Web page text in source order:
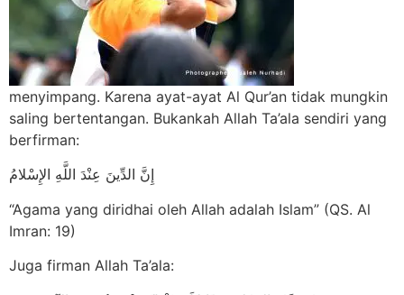
menyimpang. Karena ayat-ayat Al Qur’an tidak mungkin
saling bertentangan. Bukankah Allah Ta’ala sendiri yang
berfirman:
إِنَّ الدِّينَ عِنْدَ اللَّهِ الإِسْلامُ
“Agama yang diridhai oleh Allah adalah Islam” (QS. Al
Imran: 19)
Juga firman Allah Ta’ala: